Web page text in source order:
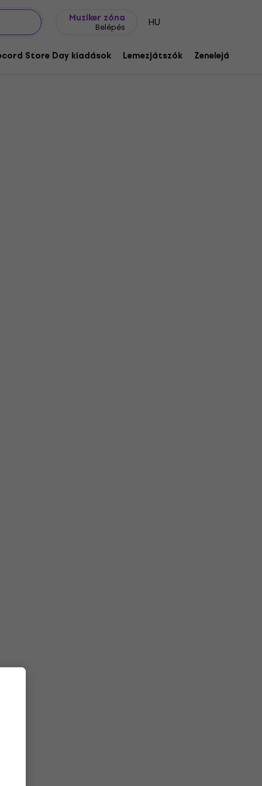
Muziker zóna
Belépés HU
Store Day kiadások Lemezjátszók Zenelejátszók